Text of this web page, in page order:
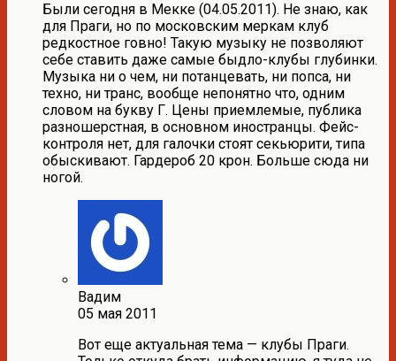
Были сегодня в Мекке (04.05.2011). Не знаю, как
для Праги, но по московским меркам клуб
редкостное говно! Такую музыку не позволяют
себе ставить даже самые быдло-клубы глубинки.
Музыка ни о чем, ни потанцевать, ни попса, ни
техно, ни транс, вообще непонятно что, одним
словом на букву Г. Цены приемлемые, публика
разношерстная, в основном иностранцы. Фейс-
контроля нет, для галочки стоят секьюрити, типа
обыскивают. Гардероб 20 крон. Больше сюда ни
ногой.
Вадим
05 мая 2011
Вот еще актуальная тема — клубы Праги.